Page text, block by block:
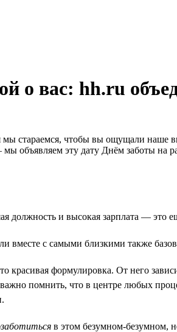
о вас: hh.ru
мы стараемся, чтобы вы ощущали наше
объявляем эту дату Днём заботы на
должность и высокая зарплата — это
вместе с самыми близкими также
формулировка. От него
помнить, что в центре любых
в этом безумном-безумном,